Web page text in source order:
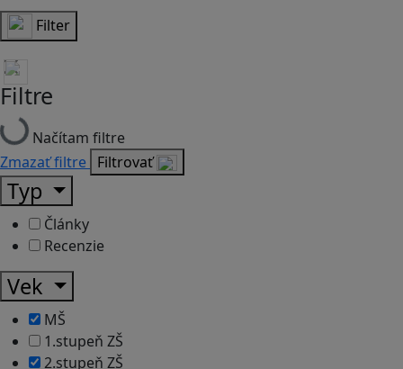
Filter
Filtre
Načítam filtre
Zmazať filtre Filtrovať
Typ
Články
Recenzie
Vek
MŠ
1.stupeň ZŠ
2.stupeň ZŠ